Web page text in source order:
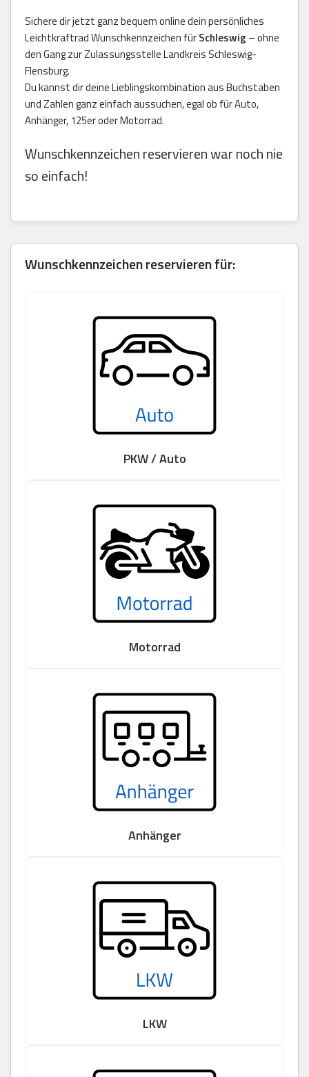
Sichere dir jetzt ganz bequem online dein persönliches
Leichtkraftrad Wunschkennzeichen fürSchleswig – ohne
den Gang zur Zulassungsstelle Landkreis Schleswig-
Flensburg.
Du kannst dir deine Lieblingskombination aus Buchstaben
und Zahlen ganz einfach aussuchen, egal ob für Auto,
Anhänger, 125er oder Motorrad.
Wunschkennzeichen reservieren war noch nie
so einfach!
Wunschkennzeichen reservieren für:
PKW / Auto
Motorrad
Anhänger
LKW